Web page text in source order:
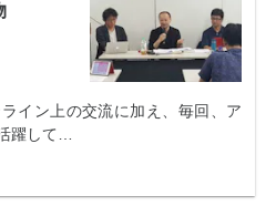
イン上の交流に加え、毎回、ア
躍して…